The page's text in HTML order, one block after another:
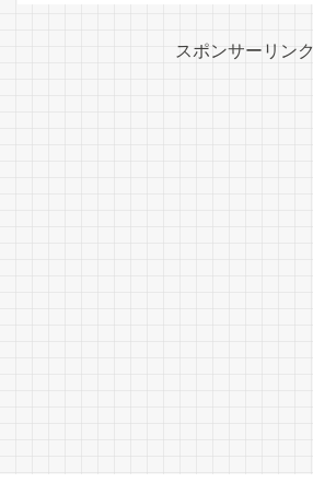
スポンサーリンク